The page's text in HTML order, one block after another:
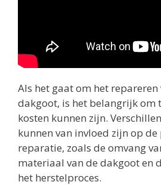
Als het gaat om het repareren
dakgoot, is het belangrijk om
kosten kunnen zijn.
kunnen van invloed zijn op
reparatie, zoals de omvang
materiaal van de dakgoot en
het herstelproces.